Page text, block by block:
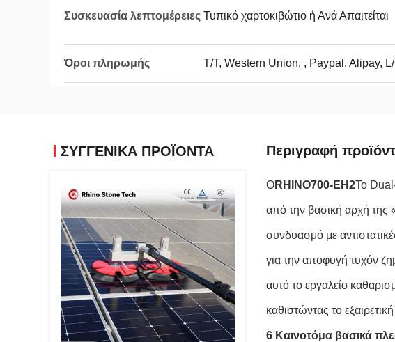
Συσκευασία λεπτομέρειες Τυπικό χαρτοκιβώτιο ή Ανά Απαιτείται
Όροι πληρωμής T/T, Western Union, , Paypal, Alipay,
ΣΥΓΓΕΝΙΚΆ ΠΡΟΪΌΝΤΑ Περιγραφή
ΟRHINO700-EH2Το
από την βασική αρχή της
συνδυασμό με
για την αποφυγή τυχόν
αυτό το εργαλείο
καθιστώντας το
6 Καινοτόμα βασικά